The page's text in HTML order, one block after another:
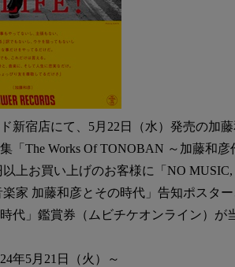
新宿店にて、5月22日（水）発売の加
「The Works Of TONOBAN ～加藤和
以上お買い上げのお客様に「NO
楽家 加藤和彦とその時代」告知ポスタ
代」鑑賞券（ムビチケオンライン）が
年5月21日（火）～